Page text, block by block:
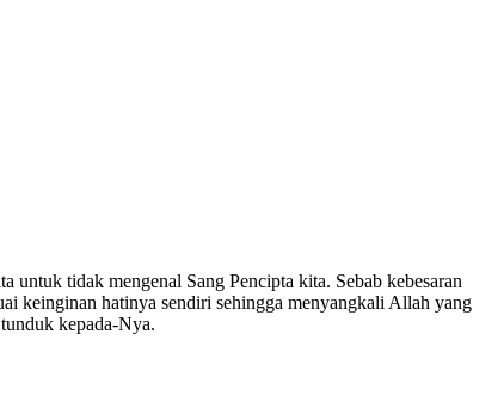
untuk tidak mengenal Sang Pencipta kita. Sebab kebesaran
keinginan hatinya sendiri sehingga menyangkali Allah yang
kepada-Nya.